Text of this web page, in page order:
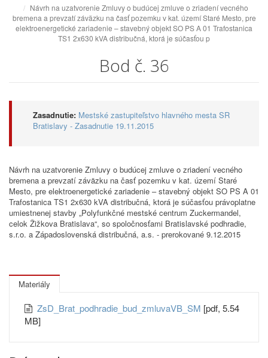
Návrh na uzatvorenie Zmluvy o budúcej zmluve o zriadení vecného
bremena a prevzatí záväzku na časť pozemku v kat. území Staré Mesto, pre
elektroenergetické zariadenie – stavebný objekt SO PS A 01 Trafostanica
TS1 2x630 kVA distribučná, ktorá je súčasťou p
Bod č. 36
Zasadnutie: Mestské zastupiteľstvo hlavného mesta SR
Bratislavy - Zasadnutie 19.11.2015
Návrh na uzatvorenie Zmluvy o budúcej zmluve o zriadení vecného
bremena a prevzatí záväzku na časť pozemku v kat. území Staré
Mesto, pre elektroenergetické zariadenie – stavebný objekt SO PS A 01
Trafostanica TS1 2x630 kVA distribučná, ktorá je súčasťou právoplatne
umiestnenej stavby „Polyfunkčné mestské centrum Zuckermandel,
celok Žižkova Bratislava“, so spoločnosťami Bratislavské podhradie,
s.r.o. a Západoslovenská distribučná, a.s. - prerokované 9.12.2015
Materiály
ZsD_Brat_podhradie_bud_zmluvaVB_SM [pdf, 5.54
MB]